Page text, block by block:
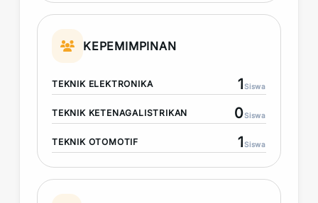
KEPEMIMPINAN
TEKNIK ELEKTRONIKA 1Siswa
TEKNIK KETENAGALISTRIKAN 0Siswa
TEKNIK OTOMOTIF 1Siswa